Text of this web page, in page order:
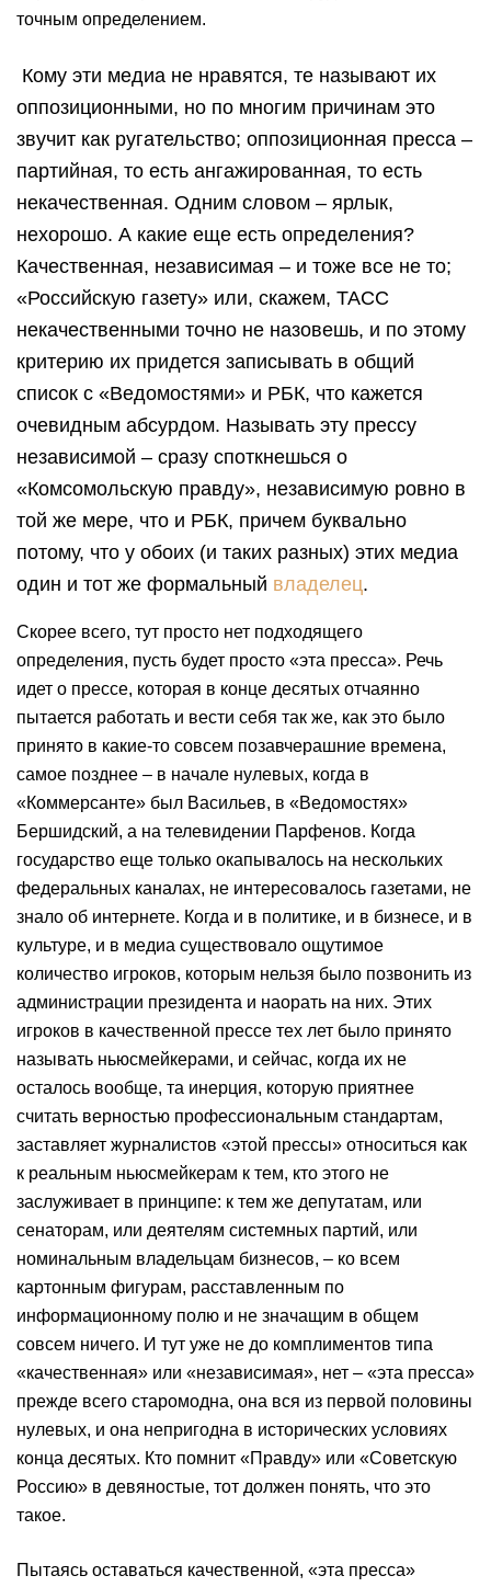
точным определением.
Кому эти медиа не ⁠нравятся, те называют ⁠их
оппозиционными, но ⁠по многим причинам это
звучит как ругательство; оппозиционная ⁠пресса –
партийная, то есть ангажированная, то есть
некачественная. Одним ⁠словом – ярлык,
нехорошо. А какие еще есть определения?
Качественная, независимая – и тоже все не то;
«Российскую газету» или, скажем, ТАСС
некачественными точно не назовешь, и по этому
критерию их придется записывать в общий
список с «Ведомостями» и РБК, что кажется
очевидным абсурдом. Называть эту прессу
независимой – сразу споткнешься о
«Комсомольскую правду», независимую ровно в
той же мере, что и РБК, причем буквально
потому, что у обоих (и таких разных) этих медиа
один и тот же формальный владелец.
Скорее всего, тут просто нет подходящего
определения, пусть будет просто «эта пресса». Речь
идет о прессе, которая в конце десятых отчаянно
пытается работать и вести себя так же, как это было
принято в какие-то совсем позавчерашние времена,
самое позднее – в начале нулевых, когда в
«Коммерсанте» был Васильев, в «Ведомостях»
Бершидский, а на телевидении Парфенов. Когда
государство еще только окапывалось на нескольких
федеральных каналах, не интересовалось газетами, не
знало об интернете. Когда и в политике, и в бизнесе, и в
культуре, и в медиа существовало ощутимое
количество игроков, которым нельзя было позвонить из
администрации президента и наорать на них. Этих
игроков в качественной прессе тех лет было принято
называть ньюсмейкерами, и сейчас, когда их не
осталось вообще, та инерция, которую приятнее
считать верностью профессиональным стандартам,
заставляет журналистов «этой прессы» относиться как
к реальным ньюсмейкерам к тем, кто этого не
заслуживает в принципе: к тем же депутатам, или
сенаторам, или деятелям системных партий, или
номинальным владельцам бизнесов, – ко всем
картонным фигурам, расставленным по
информационному полю и не значащим в общем
совсем ничего. И тут уже не до комплиментов типа
«качественная» или «независимая», нет – «эта пресса»
прежде всего старомодна, она вся из первой половины
нулевых, и она непригодна в исторических условиях
конца десятых. Кто помнит «Правду» или «Советскую
Россию» в девяностые, тот должен понять, что это
такое.
Пытаясь оставаться качественной, «эта пресса»